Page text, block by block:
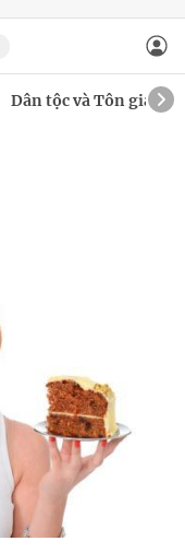
Dân tộc và Tôn giáo